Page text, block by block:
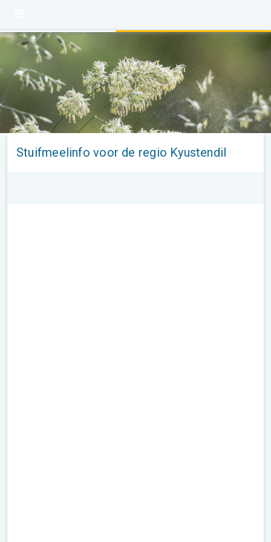
Stuifmeelinfo voor de regio Kyustendil